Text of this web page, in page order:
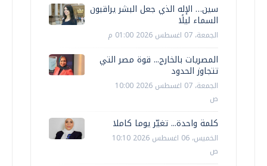
سين… الإله الذي جعل البشر يراقبون
السماء ليلًا
الجمعة، 07 اغسطس 2026 01:00 م
المصريات بالخارج... قوة مصر التي
تتجاوز الحدود
الجمعة، 07 اغسطس 2026 10:00
ص
كلمة واحدة... تغيّر يوما كاملا
الخميس، 06 اغسطس 2026 10:10
ص